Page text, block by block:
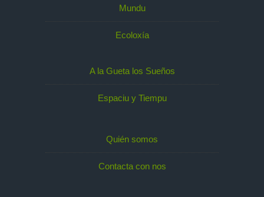
Mundu
Ecoloxía
A la Gueta los Sueños
Espaciu y Tiempu
Quién somos
Contacta con nos